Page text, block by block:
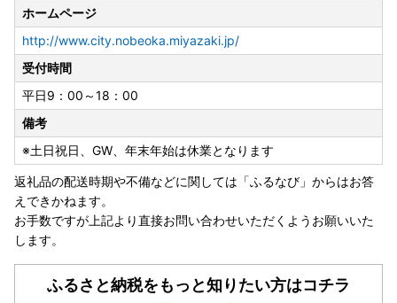
了承ください。
・農産物は天候状況で発送時期が遅れたり早まることもあり
ます。
・返礼品に不備があった場合は受取日当日の画像を1週間以
内にメールにてご連絡ください。お時間が経過した場合の対
応は致しかねます。
・出荷完了メールをお送りしております。
【プライバシーポリシー】
寄附者様からいただいた個人情報は、延岡市が責任をもって
安全に管理し、第三者に譲渡・提供することはございませ
寄附者様からいただいた個人情報は、商品の発送とご連絡、
いただいたふるさと納税の使い道に関する報告、延岡市に関
ホームページ
http://www.city.nobeoka.miyazaki.jp/
受付時間
平日9：00～18：00
備考
※土日祝日、GW、年末年始は休業となります
返礼品の配送時期や不備などに関しては「ふるなび」からはお答
えできかねます。
お手数ですが上記より直接お問い合わせいただくようお願いいた
します。
ふるさと納税をもっと知りたい方はコチラ